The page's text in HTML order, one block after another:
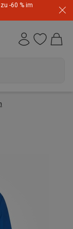
-60 % im